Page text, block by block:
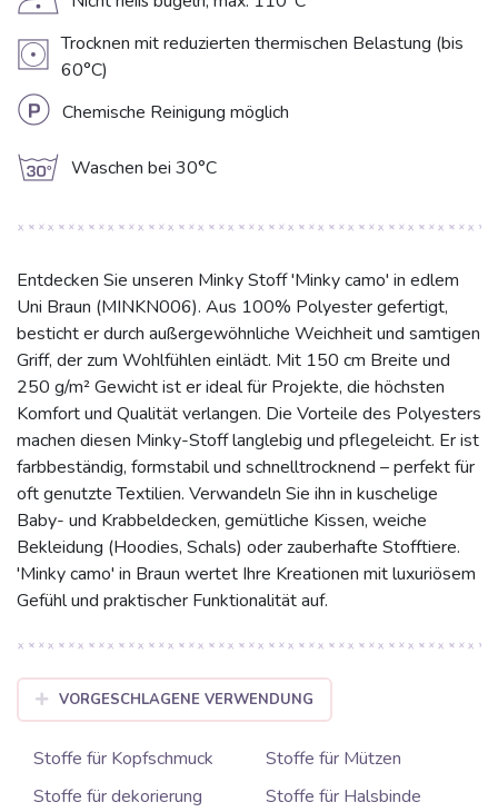
V Trocknen mit reduzierten thermischen Belastung (bis
60°C)
L Chemische Reinigung möglich
g Waschen bei 30°C
Entdecken Sie unseren Minky Stoff 'Minky camo' in edlem
Uni Braun (MINKN006). Aus 100% Polyester gefertigt,
besticht er durch außergewöhnliche Weichheit und samtigen
Griff, der zum Wohlfühlen einlädt. Mit 150 cm Breite und
250 g/m² Gewicht ist er ideal für Projekte, die höchsten
Komfort und Qualität verlangen. Die Vorteile des Polyesters
machen diesen Minky-Stoff langlebig und pflegeleicht. Er ist
farbbeständig, formstabil und schnelltrocknend – perfekt für
oft genutzte Textilien. Verwandeln Sie ihn in kuschelige
Baby- und Krabbeldecken, gemütliche Kissen, weiche
Bekleidung (Hoodies, Schals) oder zauberhafte Stofftiere.
'Minky camo' in Braun wertet Ihre Kreationen mit luxuriösem
Gefühl und praktischer Funktionalität auf.
VORGESCHLAGENE VERWENDUNG
Stoffe für Kopfschmuck
Stoffe für Mützen
Stoffe für dekorierung
Stoffe für Halsbinde